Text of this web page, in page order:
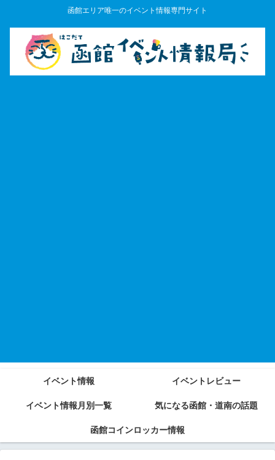
函館エリア唯一のイベント情報専門サイト
イベント情報 イベントレビュー
イベント情報月別一覧 気になる函館・道南の話題
函館コインロッカー情報